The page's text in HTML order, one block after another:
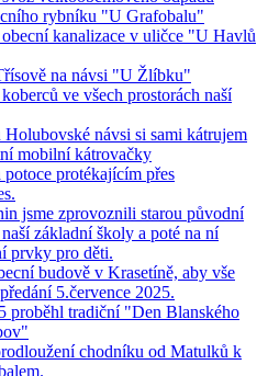
rybníku "U Grafobalu"
kanalizace v uličce "U Havlů
na návsi "U Žlíbku"
ve všech prostorách naší
Holubovské návsi si sami kátrujem
mobilní kátrovačky
protékajícím přes
jsme zprovoznili starou původní
základní školy a poté na ní
prvky pro děti.
budově v Krasetíně, aby vše
5.července 2025.
proběhl tradiční "Den Blanského
chodníku od Matulků k